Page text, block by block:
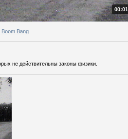
Bang
не действительны законы физики.